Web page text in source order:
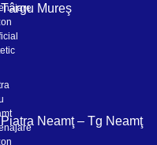
Târgu Mureş
Piatra Neamţ – Tg Neamţ